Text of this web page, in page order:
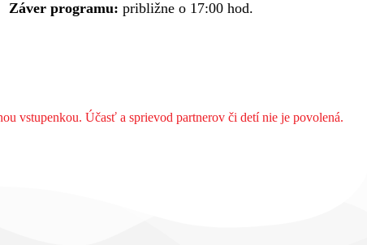
Záver programu: približne o 17:00 hod.
vstupenkou. Účasť a sprievod partnerov či detí nie je povolená.